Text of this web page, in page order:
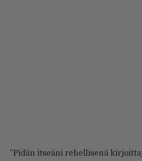
”Pidän itseäni rehellisenä